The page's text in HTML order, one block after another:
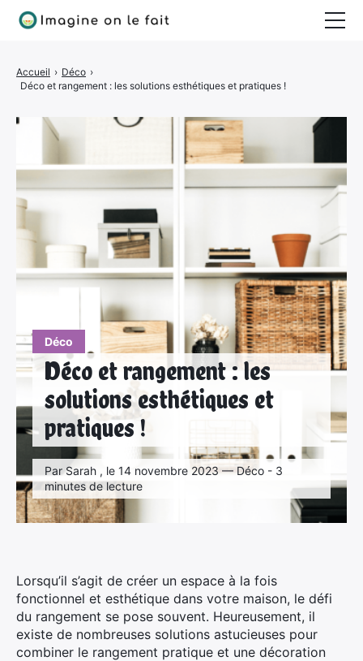
Déco
Déco et rangement : les
solutions esthétiques et
pratiques !
Par Sarah , le 14 novembre 2023 — Déco - 3
minutes de lecture
Accueil › Déco ›
Déco et rangement : les solutions esthétiques et pratiques !
Lorsqu’il s’agit de créer un espace à la fois
fonctionnel et esthétique dans votre maison, le défi
du rangement se pose souvent. Heureusement, il
existe de nombreuses solutions astucieuses pour
combiner le rangement pratique et une décoration
Bricolage
Déco
Quotidien